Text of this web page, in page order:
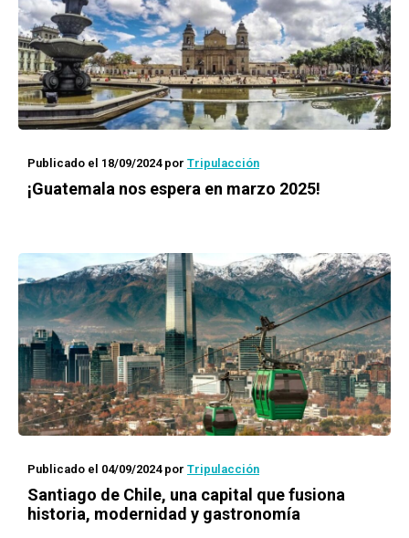
Publicado el 18/09/2024por Tripulacción
¡Guatemala nos espera en marzo 2025!
Publicado el 04/09/2024por Tripulacción
Santiago de Chile, una capital que fusiona
historia, modernidad y gastronomía